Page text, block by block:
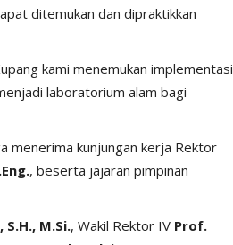
ditemukan dan dipraktikkan
kami menemukan implementasi
laboratorium alam bagi
menerima kunjungan kerja Rektor
, beserta jajaran pimpinan
S.H., M.Si., Wakil Rektor IV Prof.